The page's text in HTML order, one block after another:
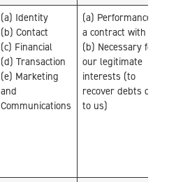
(a) Identity
(b) Contact
(c) Financial
(d) Transaction
(e) Marketing
and
Communications
(a) Performance of
a contract with you
(b) Necessary for
our legitimate
interests (to
recover debts due
to us)